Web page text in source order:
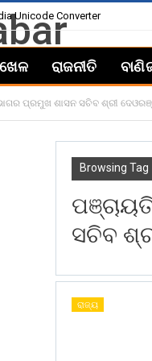
Unicode Converter
ଖେଳ ରାଜନୀତି
ପ୍ରମୁଖ ଶାସନ ସଚିବ ଶ୍ରୀ
Browsing Tag
ସଚିବ
ରାଜ୍ୟ